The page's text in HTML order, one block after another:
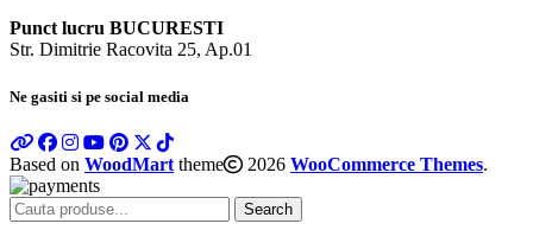
Punct lucru BUCURESTI
Str. Dimitrie Racovita 25, Ap.01
Ne gasiti si pe social media
Based on WoodMart theme 2026 WooCommerce Themes.
Search